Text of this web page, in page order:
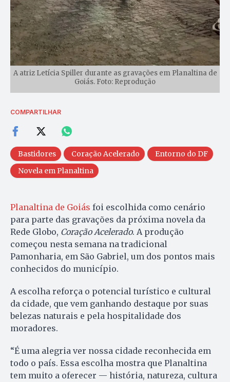
A atriz Letícia Spiller durante as gravações em Planaltina de
Goiás. Foto: Reprodução
COMPARTILHAR
Bastidores Coração Acelerado
Entorno do DF
Novela em Planaltina
Planaltina de Goiás foi escolhida como cenário
para parte das gravações da próxima novela da
Rede Globo, Coração Acelerado. A produção
começou nesta semana na tradicional
Pamonharia, em São Gabriel, um dos pontos mais
conhecidos do município.
A escolha reforça o potencial turístico e cultural
da cidade, que vem ganhando destaque por suas
belezas naturais e pela hospitalidade dos
moradores.
“É uma alegria ver nossa cidade reconhecida em
todo o país. Essa escolha mostra que Planaltina
tem muito a oferecer — história, natureza, cultura